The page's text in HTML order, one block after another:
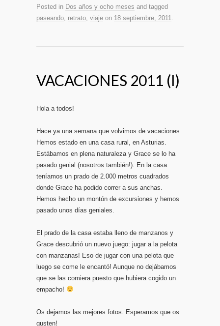
Posted in Dos años y ocho meses and tagged
paseando, retrato, viaje on 18 septiembre, 2011.
VACACIONES 2011 (I)
Hola a todos!
Hace ya una semana que volvimos de vacaciones.
Hemos estado en una casa rural, en Asturias.
Estábamos en plena naturaleza y Grace se lo ha
pasado genial (nosotros también!). En la casa
teníamos un prado de 2.000 metros cuadrados
donde Grace ha podido correr a sus anchas.
Hemos hecho un montón de excursiones y hemos
pasado unos días geniales.
El prado de la casa estaba lleno de manzanos y
Grace descubrió un nuevo juego: jugar a la pelota
con manzanas! Eso de jugar con una pelota que
luego se come le encantó! Aunque no dejábamos
que se las comiera puesto que hubiera cogido un
empacho!
Os dejamos las mejores fotos. Esperamos que os
gusten!